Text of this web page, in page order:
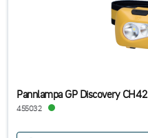
Pannlampa GP Discovery CH42
455032